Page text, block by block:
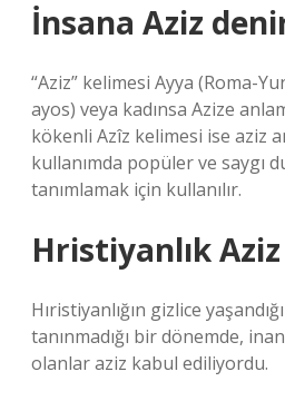
İnsana Aziz
“Aziz” kelimesi Ayya (Roma-
ayos) veya kadınsa Azize
kökenli Azîz kelimesi ise aziz
kullanımda popüler ve saygı
tanımlamak için kullanılır.
Hristiyanlık
Hıristiyanlığın gizlice
tanınmadığı bir dönemde,
olanlar aziz kabul ediliyordu.